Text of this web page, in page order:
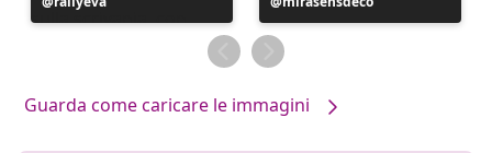
pubblicato
pubblicato
da
Guarda come caricare le immagini